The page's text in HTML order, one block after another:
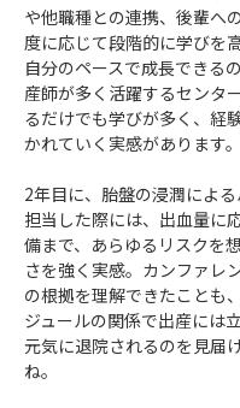
や他職種との連携、後輩へ
度に応じて段階的に学びを
自分のペースで成長できる
産師が多く活躍するセンタ
るだけでも学びが多く、経
かれていく実感があります。
2年目に、胎盤の浸潤によ
担当した際には、出血量に
備まで、あらゆるリスクを
さを強く実感。カンファレ
の根拠を理解できたことも
ジュールの関係で出産には
元気に退院されるのを見届
ね。